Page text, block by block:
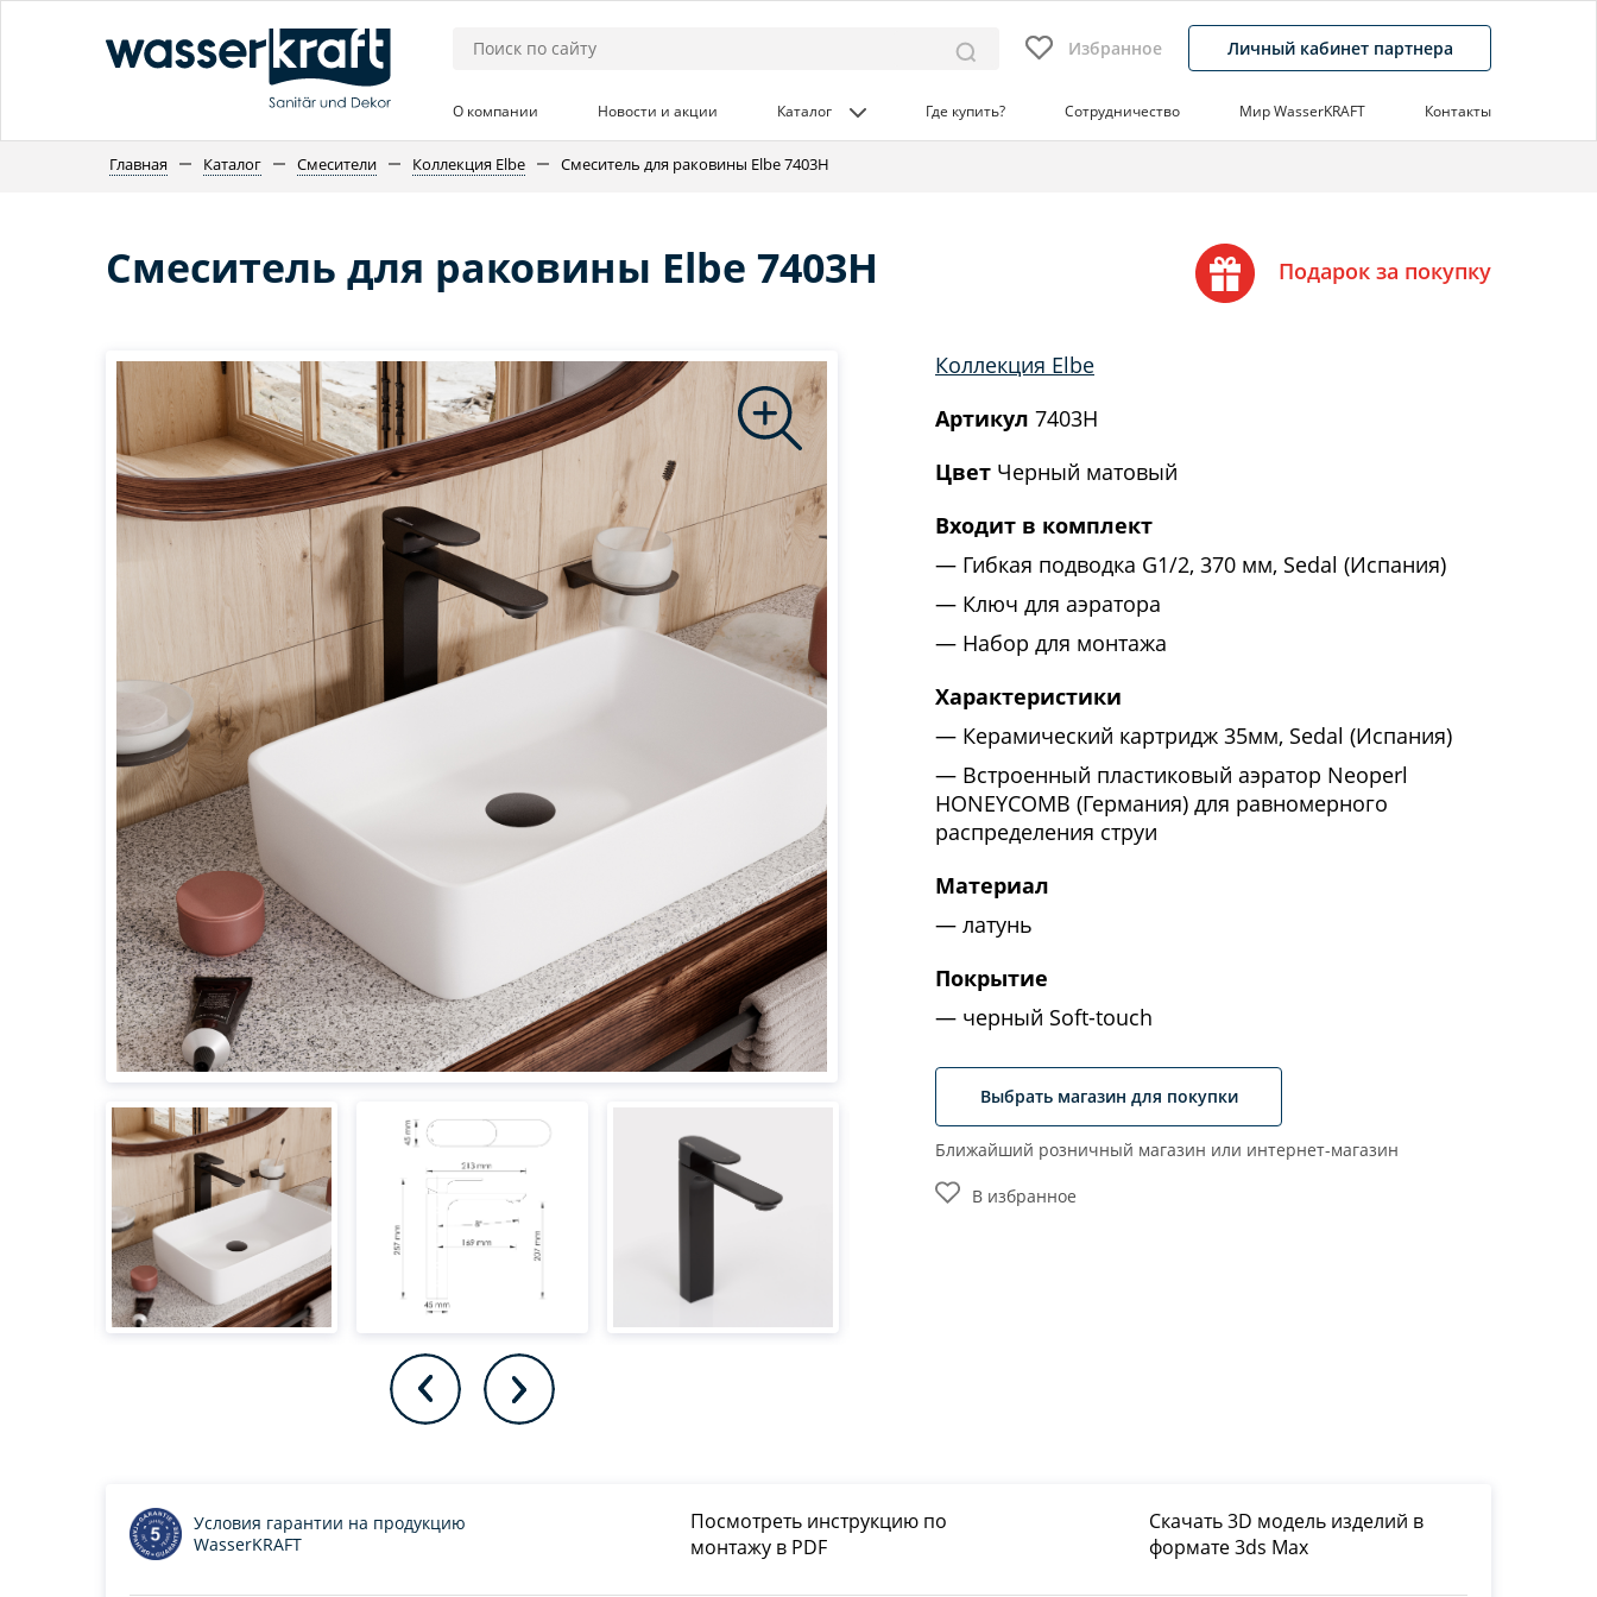
Избранное Личный кабинет партнера
О компании Новости и акции Каталог Где купить? Сотрудничество Мир WasserKRAFT Контакты
Главная Каталог Смесители Коллекция Elbe Смеситель для раковины Elbe 7403H
Смеситель для раковины Elbe 7403H Подарок за покупку
Коллекция Elbe
Артикул 7403H
Цвет Черный матовый
Входит в комплект
Гибкая подводка G1/2, 370 мм, Sedal (Испания)
Ключ для аэратора
Набор для монтажа
Характеристики
Керамический картридж 35мм, Sedal (Испания)
Встроенный пластиковый аэратор Neoperl
HONEYCOMB (Германия) для равномерного
распределения струи
Материал
латунь
Покрытие
черный Soft-touch
Выбрать магазин для покупки
Ближайший розничный магазин или интернет-магазин
В избранное
Посмотреть инструкцию по
монтажу в PDF
Скачать 3D модель изделий в
формате 3ds Max
Условия гарантии на продукцию
WasserKRAFT